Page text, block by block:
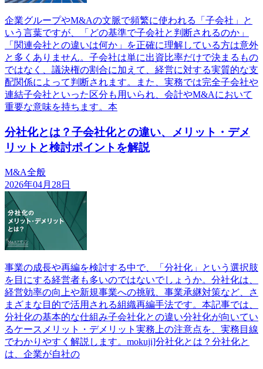
企業グループやM&Aの文脈で頻繁に使われる「子会社」と
いう言葉ですが、「どの基準で子会社と判断されるのか」
「関連会社との違いは何か」を正確に理解している方は意外
と多くありません。子会社は単に出資比率だけで決まるもの
ではなく、議決権の割合に加えて、経営に対する実質的な支
配関係によって判断されます。また、実務では完全子会社や
連結子会社といった区分も用いられ、会計やM&Aにおいて
重要な意味を持ちます。本
分社化とは？子会社化との違い、メリット・デメ
リットと検討ポイントを解説
M&A全般
2026年04月28日
事業の成長や再編を検討する中で、「分社化」という選択肢
を目にする経営者も多いのではないでしょうか。分社化は、
経営効率の向上や新規事業への挑戦、事業承継対策など、さ
まざまな目的で活用される組織再編手法です。本記事では、
分社化の基本的な仕組み子会社化との違い分社化が向いてい
るケースメリット・デメリット実務上の注意点を、実務目線
でわかりやすく解説します。mokuji]分社化とは？分社化と
は、企業が自社の